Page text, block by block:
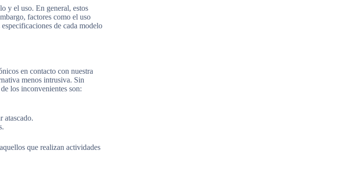
y el uso. En general, estos
factores como el uso
de cada modelo
en contacto con nuestra
menos intrusiva. Sin
los inconvenientes son:
atascado.
que realizan actividades